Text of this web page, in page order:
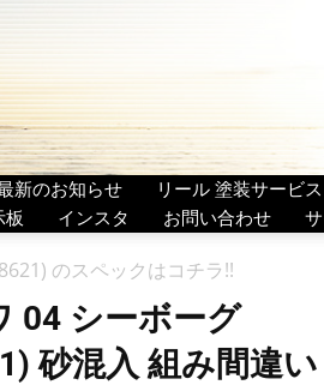
新のお知らせ リール 塗装サービ
板 インスタ お問い合わせ
のスペックはコチラ!!
04 シーボーグ
砂混入 組み間違い